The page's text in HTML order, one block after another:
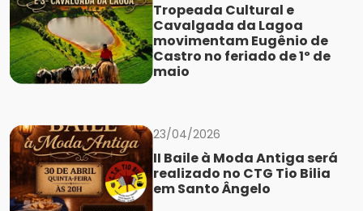
Tropeada Cultural e
Cavalgada da Lagoa
movimentam Eugênio de
Castro no feriado de 1º de
maio
23/04/2026
II Baile à Moda Antiga será
realizado no CTG Tio Bilia
em Santo Ângelo